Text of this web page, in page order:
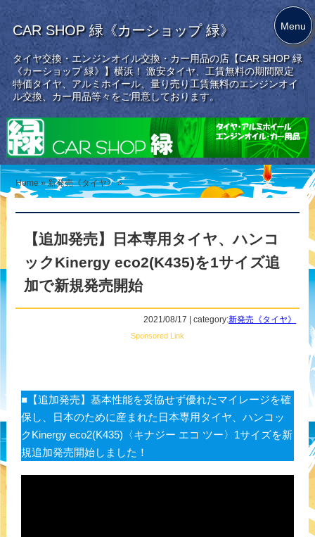
CAR SHOP 緑《カーショップ 緑》
タイヤ交換・エンジンオイル交換・カー用品の店【CAR SHOP 緑
《カーショップ 緑》】横浜！ 激安タイヤ、工賃無料の期間限定
特価タイヤ、アルミホイール、量り売り工賃無料のエンジンオイ
ル交換、カー用品等々をご用意しております。
Home »新発売《タイヤ》 »
【追加発売】日本専用タイヤ、ハンコ
ックKinergy eco2(K435)を1サイズ追
加で新規発売開始
2021/08/17 | category:新発売《タイヤ》
Sponsored Link
■【追加発売】基本性能を妥協せず優れたマイレージを確
保し、日本のために産まれた日本専用タイヤ、ハンコッ
クKinergy eco2(K435)〈キナジー エコ ツー〉1サイズを新
規追加発売開始しました！
Menu